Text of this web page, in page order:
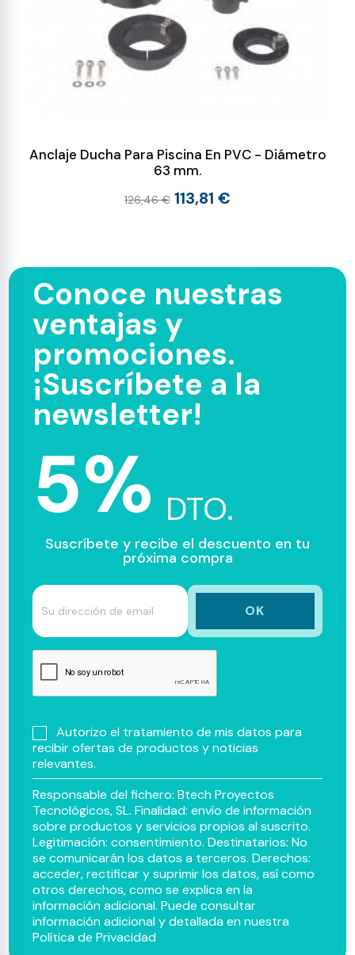
Anclaje Ducha Para Piscina En PVC - Diámetro
63 mm.
126,46 € 113,81 €
Conoce nuestras
ventajas y
promociones.
¡Suscríbete a la
newsletter!
5% DTO.
Suscríbete y recibe el descuento en tu
próxima compra
Autorizo el tratamiento de mis datos para
recibir ofertas de productos y noticias
relevantes.
Responsable del fichero: Btech Proyectos
Tecnológicos, SL. Finalidad: envío de información
sobre productos y servicios propios al suscrito.
Legitimación: consentimiento. Destinatarios: No
se comunicarán los datos a terceros. Derechos:
acceder, rectificar y suprimir los datos, así como
otros derechos, como se explica en la
información adicional. Puede consultar
información adicional y detallada en nuestra
Política de Privacidad